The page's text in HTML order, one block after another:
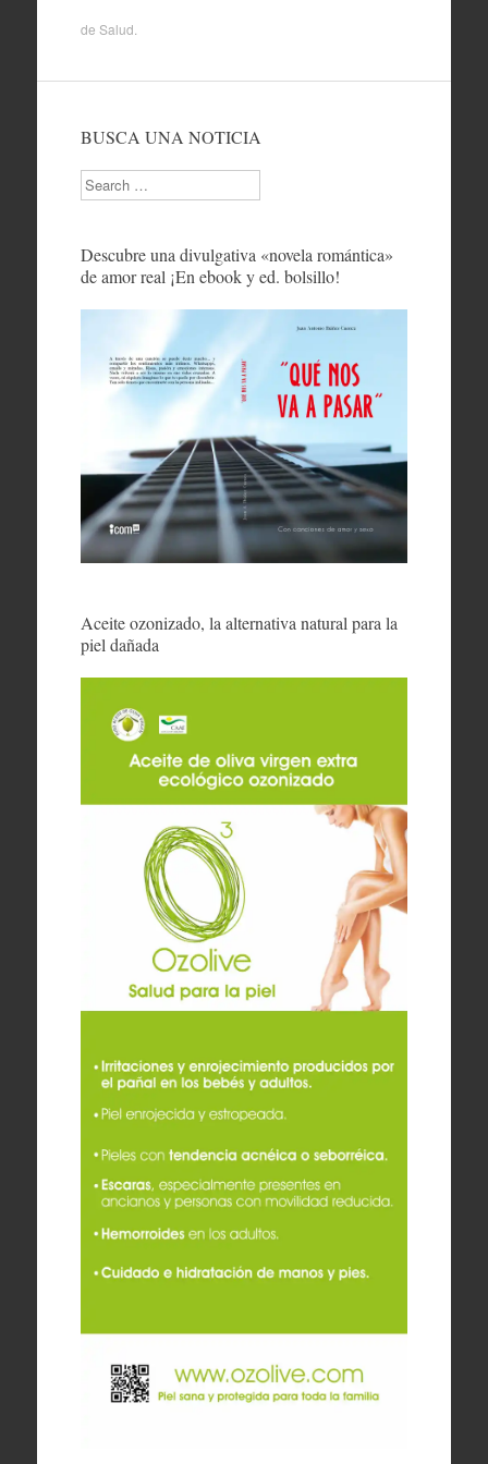
de Salud
BUSCA UNA NOTICIA
Search
Descubre una divulgativa «novela romántica»
de amor real ¡En ebook y ed. bolsillo!
Aceite ozonizado, la alternativa natural para la
piel dañada